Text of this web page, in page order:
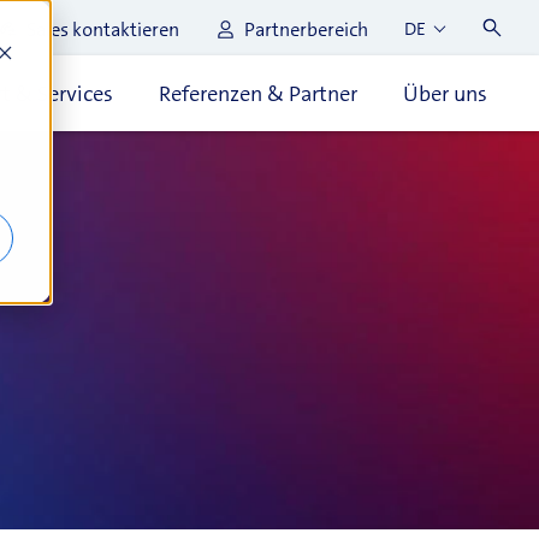
Sales kontaktieren Partnerbereich DE
& Services Referenzen & Partner Über uns